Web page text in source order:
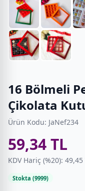
16 Bölmeli
Çikolata
Ürün Kodu: JaNef234
59,34 TL
KDV Hariç (%20): 49,45
Stokta (9999)